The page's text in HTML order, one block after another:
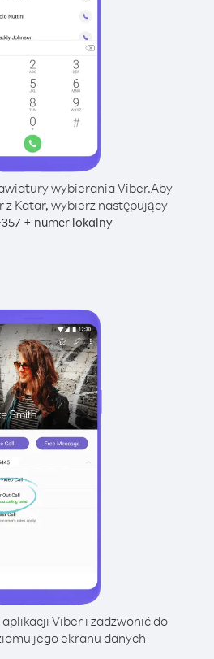
wybierania Viber.Aby
z Katar, wybierz następujący
357+ numer lokalny
Viber i zadzwonić do
jego ekranu danych